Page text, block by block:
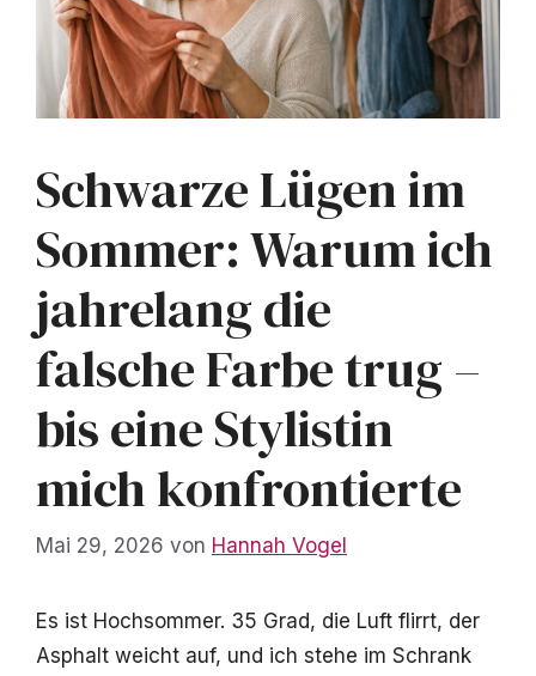
Schwarze Lügen im
Sommer: Warum ich
jahrelang die
falsche Farbe trug –
bis eine Stylistin
mich konfrontierte
Mai 29, 2026 von Hannah Vogel
Es ist Hochsommer. 35 Grad, die Luft flirrt, der
Asphalt weicht auf, und ich stehe im Schrank